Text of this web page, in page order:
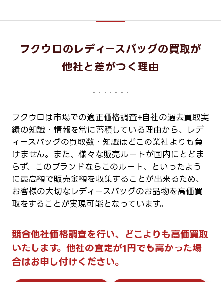
フクウロのレディースバッグの買取が
他社と差がつく理由
フクウロは市場での適正価格調査+自社の過去買取実
績の知識・情報を常に蓄積している理由から、レデ
ィースバッグの買取数・知識はどこの業社よりも負
けません。また、様々な販売ルートが国内にとどま
らず、このブランドならこのルート、といったよう
に最高額で販売金額を収集することが出来るため、
お客様の大切なレディースバッグのお品物を高価買
取をすることが実現可能となっています。
競合他社価格調査を行い、どこよりも高価買取
いたします。他社の査定が1円でも高かった場
合はお申し付けください。